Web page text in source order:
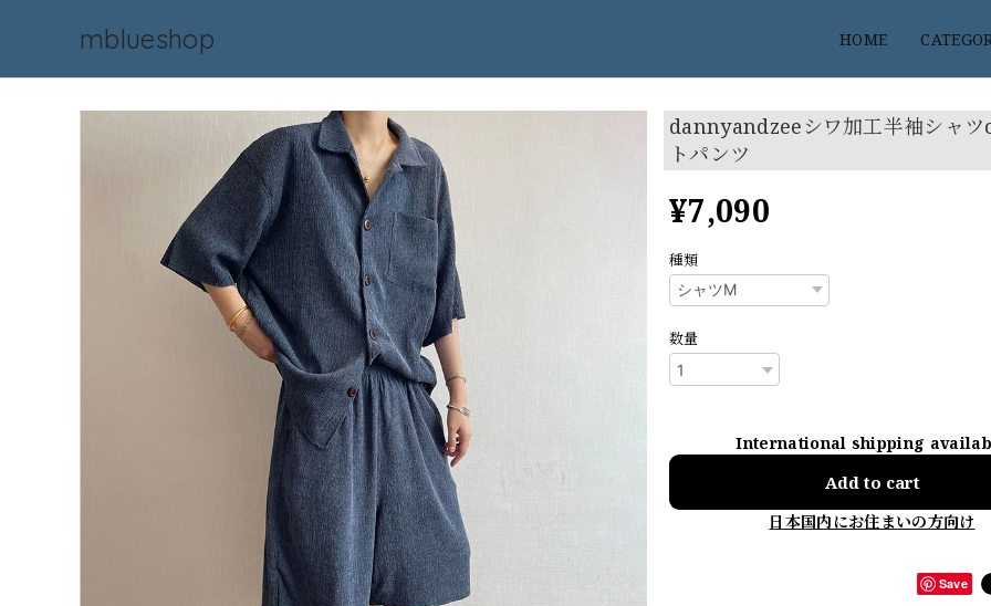
mblueshop HOME
dannyandzeeシワ加工半袖シャツ
トパンツ
¥7,090
種類
数量
International shipping
Add to cart
日本国内にお住まいの方向け
Save